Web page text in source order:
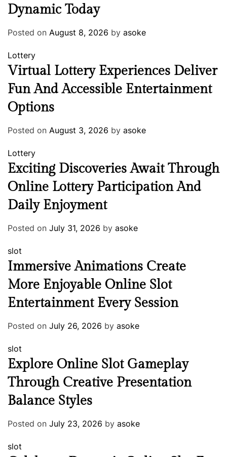
Dynamic Today
Posted on August 8, 2026 by asoke
Lottery
Virtual Lottery Experiences Deliver
Fun And Accessible Entertainment
Options
Posted on August 3, 2026 by asoke
Lottery
Exciting Discoveries Await Through
Online Lottery Participation And
Daily Enjoyment
Posted on July 31, 2026 by asoke
slot
Immersive Animations Create
More Enjoyable Online Slot
Entertainment Every Session
Posted on July 26, 2026 by asoke
slot
Explore Online Slot Gameplay
Through Creative Presentation
Balance Styles
Posted on July 23, 2026 by asoke
slot